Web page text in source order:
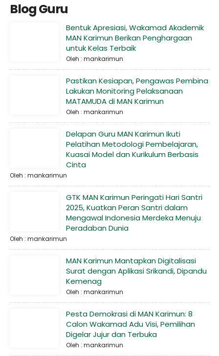
Blog Guru
Bentuk Apresiasi, Wakamad Akademik
MAN Karimun Berikan Penghargaan
untuk Kelas Terbaik
Oleh : mankarimun
Pastikan Kesiapan, Pengawas Pembina
Lakukan Monitoring Pelaksanaan
MATAMUDA di MAN Karimun
Oleh : mankarimun
Delapan Guru MAN Karimun Ikuti
Pelatihan Metodologi Pembelajaran,
Kuasai Model dan Kurikulum Berbasis
Cinta
Oleh : mankarimun
GTK MAN Karimun Peringati Hari Santri
2025, Kuatkan Peran Santri dalam
Mengawal Indonesia Merdeka Menuju
Peradaban Dunia
Oleh : mankarimun
MAN Karimun Mantapkan Digitalisasi
Surat dengan Aplikasi Srikandi, Dipandu
Kemenag
Oleh : mankarimun
Pesta Demokrasi di MAN Karimun: 8
Calon Wakamad Adu Visi, Pemilihan
Digelar Jujur dan Terbuka
Oleh : mankarimun